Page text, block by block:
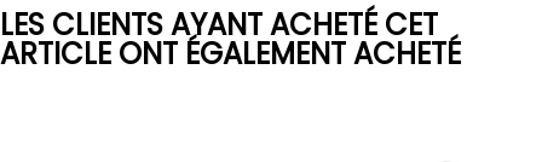
LES CLIENTS AYANT ACHETÉ CET
ARTICLE ONT ÉGALEMENT ACHETÉ